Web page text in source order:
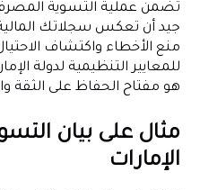
تضمن عملية التسوية
جيد أن تعكس سجلاتك
منع الأخطاء واكتشاف
للمعايير التنظيمية لدولة
هو مفتاح الحفاظ على الثقة
مثال على بيان
الإمارات